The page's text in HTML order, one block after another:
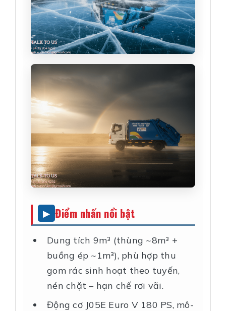
Điểm nhấn nổi bật
Dung tích 9m³ (thùng ~8m³ +
buồng ép ~1m³), phù hợp thu
gom rác sinh hoạt theo tuyến,
nén chặt – hạn chế rơi vãi.
Động cơ J05E Euro V 180 PS, mô-